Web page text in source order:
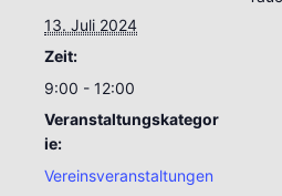
13. Juli 2024
Zeit:
9:00 - 12:00
Veranstaltungskategor
ie:
Vereinsveranstaltungen